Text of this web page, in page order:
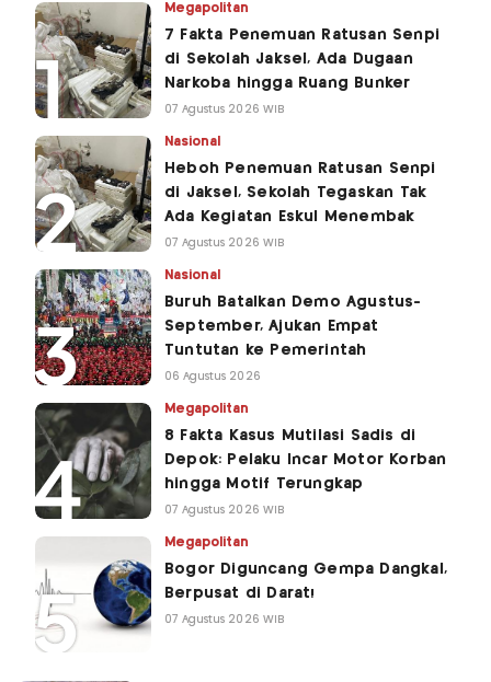
Megapolitan
7 Fakta Penemuan Ratusan Senpi
di Sekolah Jaksel, Ada Dugaan
Narkoba hingga Ruang Bunker
07 Agustus 2026 WIB
Nasional
Heboh Penemuan Ratusan Senpi
di Jaksel, Sekolah Tegaskan Tak
Ada Kegiatan Eskul Menembak
07 Agustus 2026 WIB
Nasional
Buruh Batalkan Demo Agustus-
September, Ajukan Empat
Tuntutan ke Pemerintah
06 Agustus 2026
Megapolitan
8 Fakta Kasus Mutilasi Sadis di
Depok: Pelaku Incar Motor Korban
hingga Motif Terungkap
07 Agustus 2026 WIB
Megapolitan
Bogor Diguncang Gempa Dangkal,
Berpusat di Darat!
07 Agustus 2026 WIB